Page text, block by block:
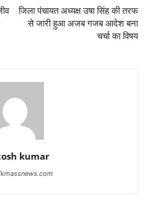
जिला पंचायत अध्यक्ष उषा सिंह की तरफ
से जारी हुआ अजब गजब आदेश बना
चर्चा का विषय
kumar